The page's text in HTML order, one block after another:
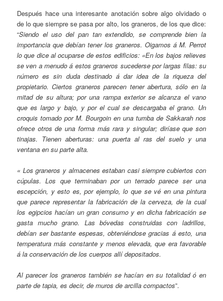
Después hace una interesante anotación sobre algo olvidado o
de lo que siempre se pasa por alto, los graneros, de los que dice:
“Siendo el uso del pan tan extendido, se comprende bien la
importancia que debían tener los graneros. Oigamos á M. Perrot
lo que dice al ocuparse de estos edificios: «En los bajos relieves
se ven a menudo á estos graneros sucederse por largas filas: su
número es sin duda destinado á dar idea de la riqueza del
propietario. Ciertos graneros parecen tener abertura, sólo en la
mitad de su altura; por una rampa exterior se alcanza el vano
que es largo y bajo, y por el cual se descargaba el grano. Un
croquis tomado por M. Bourgoin en una tumba de Sakkarah nos
ofrece otros de una forma más rara y singular; diríase que son
tinajas. Tienen aberturas: una puerta al ras del suelo y una
ventana en su parte alta.
« Los graneros y almacenes estaban casi siempre cubiertos con
cúpulas. Los que terminaban por un terrado parece ser una
escepción, y esto es, por ejemplo, lo que se vé en una pintura
que parece representar la fabricación de la cerveza, de la cual
los egipcios hacían un gran consumo y en dicha fabricación se
gasta mucho grano. Las bóvedas construidas con ladrillos,
debían ser bastante espesas, obteniéndose gracias á esto, una
temperatura más constante y menos elevada, que era favorable
á la conservación de los cuerpos allí depositados.
Al parecer los graneros también se hacían en su totalidad ó en
parte de tapia, es decir, de muros de arcilla compactos”.